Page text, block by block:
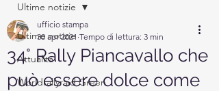
Ultime notizie
Attualità
Worldrallyraid Green
Ultime notizie
34° Rally Piancavallo che
può essere dolce come
ufficio stampa
30 apr 2021 Tempo di lettura: 3 min